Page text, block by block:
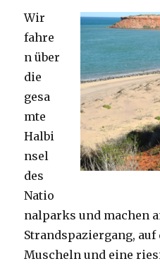
Wir
fahre
n über
die
gesa
mte
Halbi
nsel
des
Natio
nalparks und machen
Strandspaziergang,
Muscheln und eine